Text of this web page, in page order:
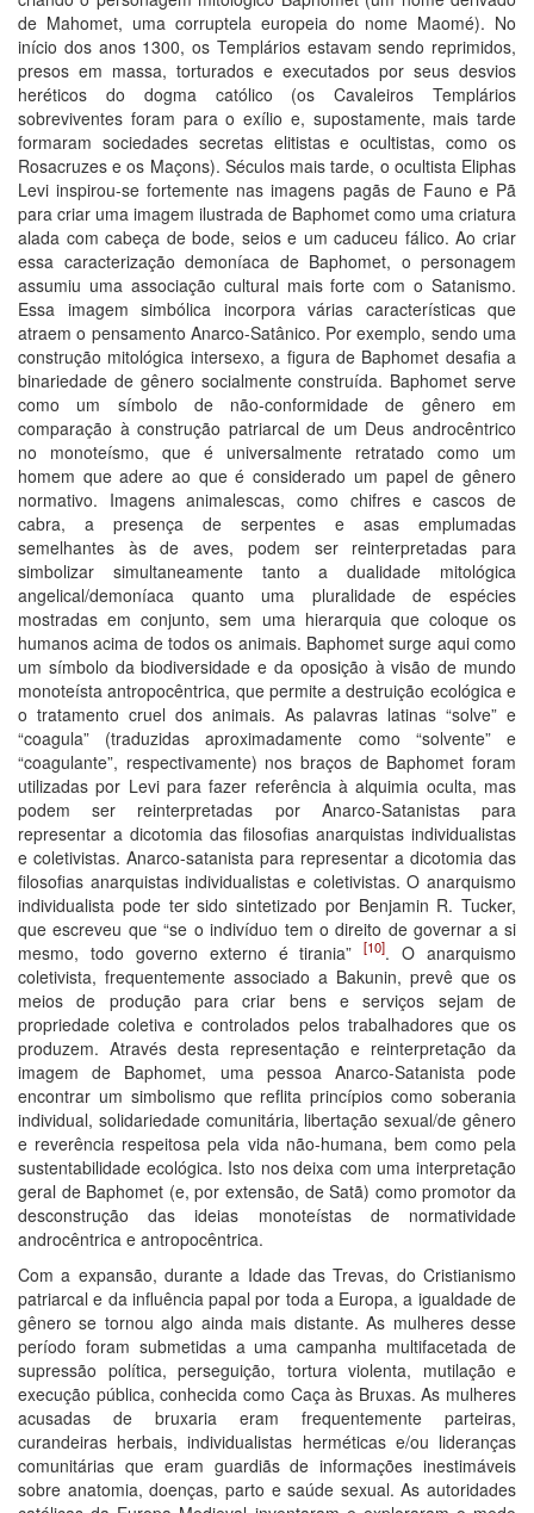
de Mahomet, uma corruptela europeia do nome Maomé). No
início dos anos 1300, os Templários estavam sendo reprimidos,
presos em massa, torturados e executados por seus desvios
heréticos do dogma católico (os Cavaleiros Templários
sobreviventes foram para o exílio e, supostamente, mais tarde
formaram sociedades secretas elitistas e ocultistas, como os
Rosacruzes e os Maçons). Séculos mais tarde, o ocultista Eliphas
Levi inspirou-se fortemente nas imagens pagãs de Fauno e Pã
para criar uma imagem ilustrada de Baphomet como uma criatura
alada com cabeça de bode, seios e um caduceu fálico. Ao criar
essa caracterização demoníaca de Baphomet, o personagem
assumiu uma associação cultural mais forte com o Satanismo.
Essa imagem simbólica incorpora várias características que
atraem o pensamento Anarco-Satânico. Por exemplo, sendo uma
construção mitológica intersexo, a figura de Baphomet desafia a
binariedade de gênero socialmente construída. Baphomet serve
como um símbolo de não-conformidade de gênero em
comparação à construção patriarcal de um Deus androcêntrico
no monoteísmo, que é universalmente retratado como um
homem que adere ao que é considerado um papel de gênero
normativo. Imagens animalescas, como chifres e cascos de
cabra, a presença de serpentes e asas emplumadas
semelhantes às de aves, podem ser reinterpretadas para
simbolizar simultaneamente tanto a dualidade mitológica
angelical/demoníaca quanto uma pluralidade de espécies
mostradas em conjunto, sem uma hierarquia que coloque os
humanos acima de todos os animais. Baphomet surge aqui como
um símbolo da biodiversidade e da oposição à visão de mundo
monoteísta antropocêntrica, que permite a destruição ecológica e
o tratamento cruel dos animais. As palavras latinas “solve” e
“coagula” (traduzidas aproximadamente como “solvente” e
“coagulante”, respectivamente) nos braços de Baphomet foram
utilizadas por Levi para fazer referência à alquimia oculta, mas
podem ser reinterpretadas por Anarco-Satanistas para
representar a dicotomia das filosofias anarquistas individualistas
e coletivistas. Anarco-satanista para representar a dicotomia das
filosofias anarquistas individualistas e coletivistas. O anarquismo
individualista pode ter sido sintetizado por Benjamin R. Tucker,
que escreveu que “se o indivíduo tem o direito de governar a si
mesmo, todo governo externo é tirania”[10]. O anarquismo
coletivista, frequentemente associado a Bakunin, prevê que os
meios de produção para criar bens e serviços sejam de
propriedade coletiva e controlados pelos trabalhadores que os
produzem. Através desta representação e reinterpretação da
imagem de Baphomet, uma pessoa Anarco-Satanista pode
encontrar um simbolismo que reflita princípios como soberania
individual, solidariedade comunitária, libertação sexual/de gênero
e reverência respeitosa pela vida não-humana, bem como pela
sustentabilidade ecológica. Isto nos deixa com uma interpretação
geral de Baphomet (e, por extensão, de Satã) como promotor da
desconstrução das ideias monoteístas de normatividade
androcêntrica e antropocêntrica.
Com a expansão, durante a Idade das Trevas, do Cristianismo
patriarcal e da influência papal por toda a Europa, a igualdade de
gênero se tornou algo ainda mais distante. As mulheres desse
período foram submetidas a uma campanha multifacetada de
supressão política, perseguição, tortura violenta, mutilação e
execução pública, conhecida como Caça às Bruxas. As mulheres
acusadas de bruxaria eram frequentemente parteiras,
curandeiras herbais, individualistas herméticas e/ou lideranças
comunitárias que eram guardiãs de informações inestimáveis
sobre anatomia, doenças, parto e saúde sexual. As autoridades